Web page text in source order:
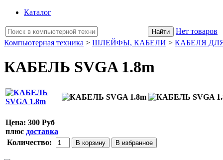
Каталог
Нет товаров
Компьютерная техника > ШЛЕЙФЫ, КАБЕЛИ > КАБЕЛЯ
КАБЕЛЬ SVGA 1.8m
Цена: 300 Руб
плюс доставка
Количество: